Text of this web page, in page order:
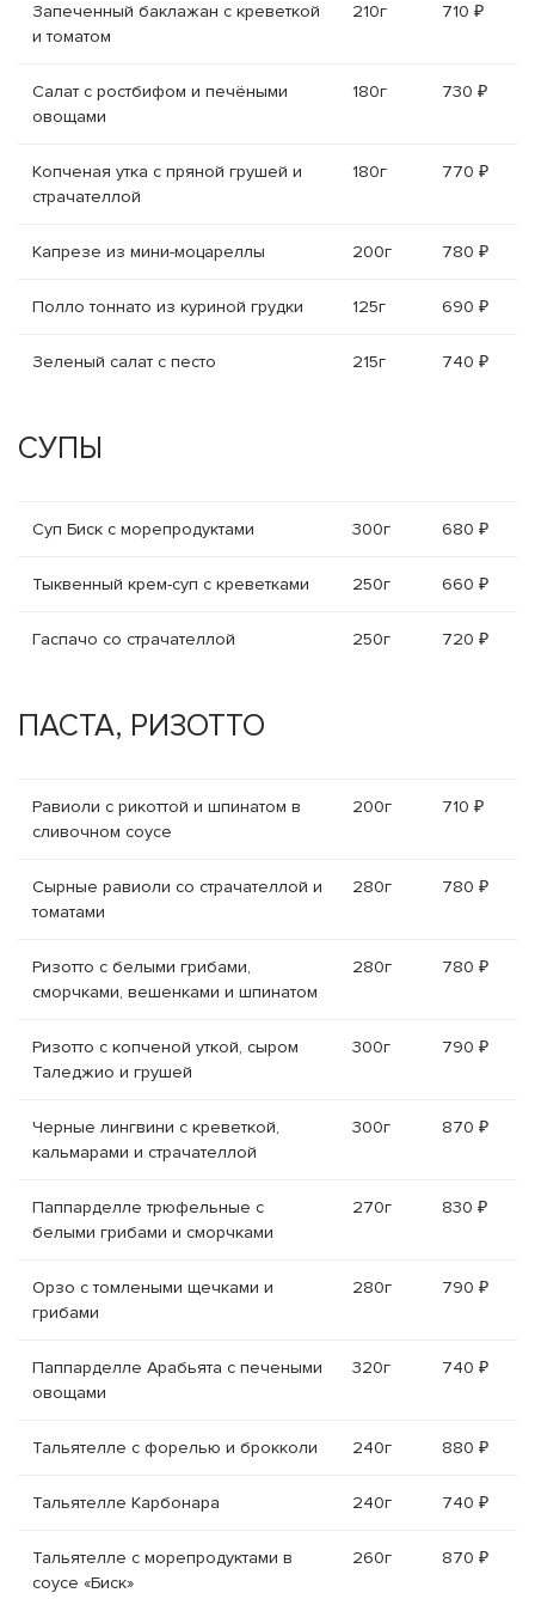
Запеченный баклажан с креветкой
и томатом
210г 710 ₽
Салат с ростбифом и печёными
овощами
180г 730 ₽
Копченая утка с пряной грушей и
страчателлой
180г 770 ₽
Капрезе из мини-моцареллы 200г 780 ₽
Полло тоннато из куриной грудки 125г 690 ₽
Зеленый салат с песто 215г 740 ₽
СУПЫ
Суп Биск с морепродуктами 300г 680 ₽
Тыквенный крем-суп с креветками 250г 660 ₽
Гаспачо со страчателлой 250г 720 ₽
ПАСТА, РИЗОТТО
Равиоли с рикоттой и шпинатом в
сливочном соусе
200г 710 ₽
Сырные равиоли со страчателлой и
томатами
280г 780 ₽
Ризотто с белыми грибами,
сморчками, вешенками и шпинатом
280г 780 ₽
Ризотто с копченой уткой, сыром
Таледжио и грушей
300г 790 ₽
Черные лингвини с креветкой,
кальмарами и страчателлой
300г 870 ₽
Паппарделле трюфельные с
белыми грибами и сморчками
270г 830 ₽
Орзо с томлеными щечками и
грибами
280г 790 ₽
Паппарделле Арабьята с печеными
овощами
320г 740 ₽
Тальятелле с форелью и брокколи 240г 880 ₽
Тальятелле Карбонара 240г 740 ₽
Тальятелле с морепродуктами в
соусе «Биск»
260г 870 ₽